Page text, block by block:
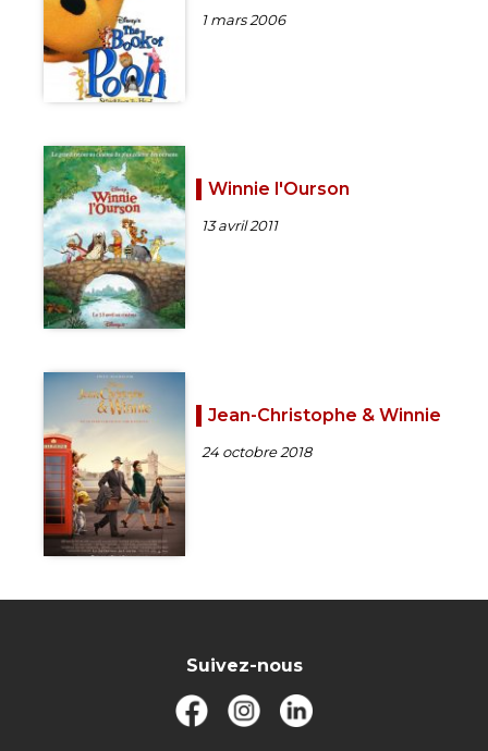
1 mars 2006
Winnie l'Ourson
13 avril 2011
Jean-Christophe & Winnie
24 octobre 2018
Suivez-nous